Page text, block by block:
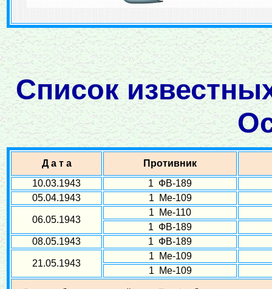
Список
Д а т а
Противник
10.03.1943
1 ФВ-189
05.04.1943
1 Ме-109
06.05.1943
1 Ме-110
1 ФВ-189
08.05.1943
1 ФВ-189
21.05.1943
1 Ме-109
1 Ме-109